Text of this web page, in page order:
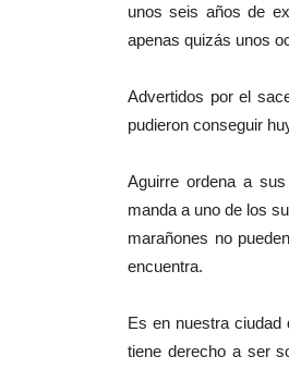
unos seis años de
apenas quizás unos
Advertidos por el
pudieron conseguir
Aguirre ordena a
manda a uno de los
marañones no
encuentra.
Es en nuestra ciudad
tiene derecho a ser